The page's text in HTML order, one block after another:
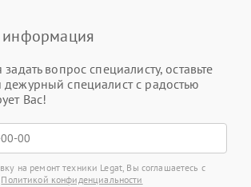
информация
задать вопрос специалисту, оставьте
специалист с радостью
Вас!
на ремонт техники Legat, Вы соглашаетесь с
Политикой конфиденциальности